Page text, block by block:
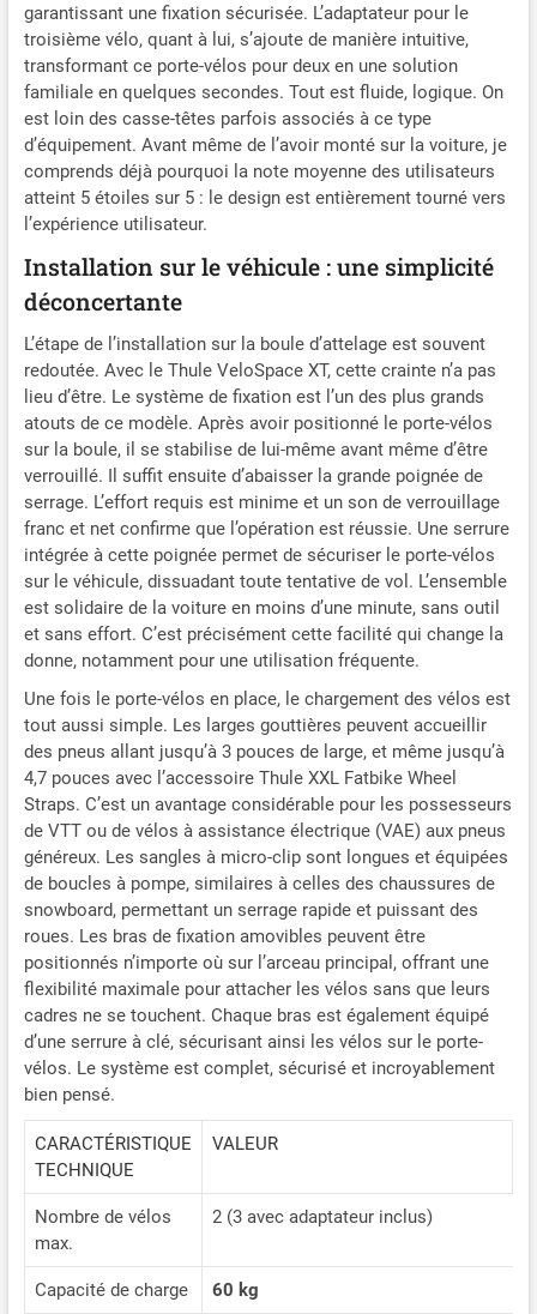
garantissant une fixation sécurisée. L’adaptateur pour le
troisième vélo, quant à lui, s’ajoute de manière intuitive,
transformant ce porte-vélos pour deux en une solution
familiale en quelques secondes. Tout est fluide, logique. On
est loin des casse-têtes parfois associés à ce type
d’équipement. Avant même de l’avoir monté sur la voiture, je
comprends déjà pourquoi la note moyenne des utilisateurs
atteint 5 étoiles sur 5 : le design est entièrement tourné vers
l’expérience utilisateur.
Installation sur le véhicule : une simplicité
déconcertante
L’étape de l’installation sur la boule d’attelage est souvent
redoutée. Avec le Thule VeloSpace XT, cette crainte n’a pas
lieu d’être. Le système de fixation est l’un des plus grands
atouts de ce modèle. Après avoir positionné le porte-vélos
sur la boule, il se stabilise de lui-même avant même d’être
verrouillé. Il suffit ensuite d’abaisser la grande poignée de
serrage. L’effort requis est minime et un son de verrouillage
franc et net confirme que l’opération est réussie. Une serrure
intégrée à cette poignée permet de sécuriser le porte-vélos
sur le véhicule, dissuadant toute tentative de vol. L’ensemble
est solidaire de la voiture en moins d’une minute, sans outil
et sans effort. C’est précisément cette facilité qui change la
donne, notamment pour une utilisation fréquente.
Une fois le porte-vélos en place, le chargement des vélos est
tout aussi simple. Les larges gouttières peuvent accueillir
des pneus allant jusqu’à 3 pouces de large, et même jusqu’à
4,7 pouces avec l’accessoire Thule XXL Fatbike Wheel
Straps. C’est un avantage considérable pour les possesseurs
de VTT ou de vélos à assistance électrique (VAE) aux pneus
généreux. Les sangles à micro-clip sont longues et équipées
de boucles à pompe, similaires à celles des chaussures de
snowboard, permettant un serrage rapide et puissant des
roues. Les bras de fixation amovibles peuvent être
positionnés n’importe où sur l’arceau principal, offrant une
flexibilité maximale pour attacher les vélos sans que leurs
cadres ne se touchent. Chaque bras est également équipé
d’une serrure à clé, sécurisant ainsi les vélos sur le porte-
vélos. Le système est complet, sécurisé et incroyablement
bien pensé.
CARACTÉRISTIQUE
TECHNIQUE
VALEUR
Nombre de vélos
max.
2 (3 avec adaptateur inclus)
Capacité de charge 60 kg